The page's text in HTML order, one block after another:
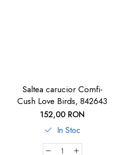
Saltea carucior Comfi-
Cush Love Birds, 842643
152,00 RON
In Stoc